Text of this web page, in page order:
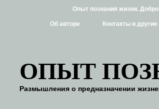
Опыт познания жизни.
Об авторе Контакты и
ОПЫТ
Размышления о предназначении